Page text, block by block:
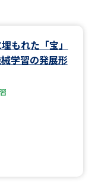
料請求
通テスト「受験案
もれた「宝」
学習の発展形